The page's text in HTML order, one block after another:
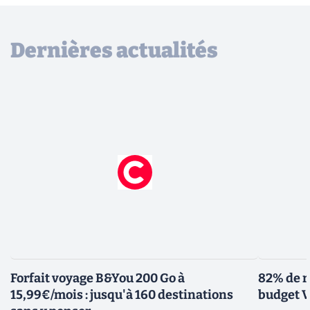
Dernières actualités
Forfait voyage B&You 200 Go à
15,99€/mois : jusqu'à 160 destinations
82% de
budget